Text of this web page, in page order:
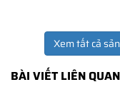
Xem tất cả
BÀI VIẾT LIÊN QUAN